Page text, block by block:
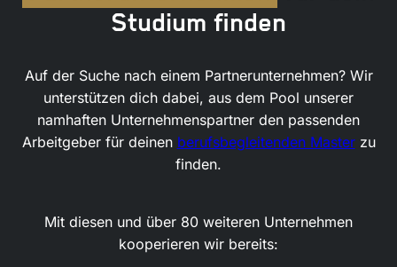
Studium finden
Auf der Suche nach einem Partnerunternehmen? Wir
unterstützen dich dabei, aus dem Pool unserer
namhaften Unternehmenspartner den passenden
Arbeitgeber für deinen berufsbegleitenden Masterzu
finden.
Mit diesen und über 80 weiteren Unternehmen
kooperieren wir bereits: